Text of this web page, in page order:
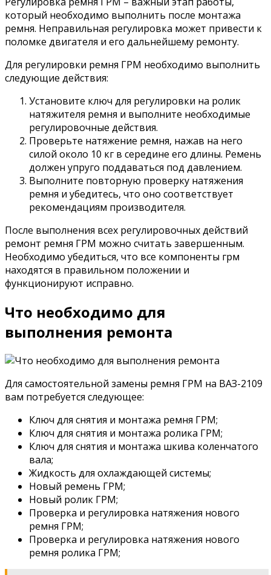
который необходимо выполнить после монтажа
ремня. Неправильная регулировка может привести к
поломке двигателя и его дальнейшему ремонту.
Для регулировки ремня ГРМ необходимо выполнить
следующие действия:
Установите ключ для регулировки на ролик
натяжителя ремня и выполните необходимые
регулировочные действия.
Проверьте натяжение ремня, нажав на него
силой около 10 кг в середине его длины. Ремень
должен упруго поддаваться под давлением.
Выполните повторную проверку натяжения
ремня и убедитесь, что оно соответствует
рекомендациям производителя.
После выполнения всех регулировочных действий
ремонт ремня ГРМ можно считать завершенным.
Необходимо убедиться, что все компоненты грм
находятся в правильном положении и
функционируют исправно.
Что необходимо для
выполнения ремонта
Для самостоятельной замены ремня ГРМ на ВАЗ-2109
вам потребуется следующее:
Ключ для снятия и монтажа ремня ГРМ;
Ключ для снятия и монтажа ролика ГРМ;
Ключ для снятия и монтажа шкива коленчатого
вала;
Жидкость для охлаждающей системы;
Новый ремень ГРМ;
Новый ролик ГРМ;
Проверка и регулировка натяжения нового
ремня ГРМ;
Проверка и регулировка натяжения нового
ремня ролика ГРМ;